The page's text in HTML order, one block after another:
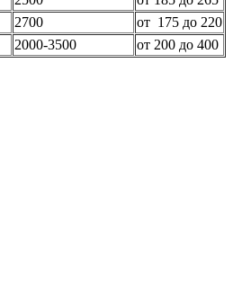
2700
от 175 до 220
2000-3500
от 200 до 400